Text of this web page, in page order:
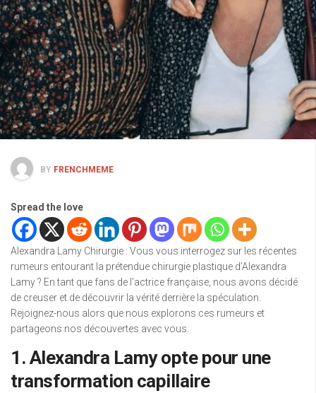
BY FRENCHMEME
Spread the love
Alexandra Lamy Chirurgie : Vous vous interrogez sur les récentes
rumeurs entourant la prétendue chirurgie plastique d’Alexandra
Lamy ? En tant que fans de l’actrice française, nous avons décidé
de creuser et de découvrir la vérité derrière la spéculation.
Rejoignez-nous alors que nous explorons ces rumeurs et
partageons nos découvertes avec vous.
1. Alexandra Lamy opte pour une
transformation capillaire